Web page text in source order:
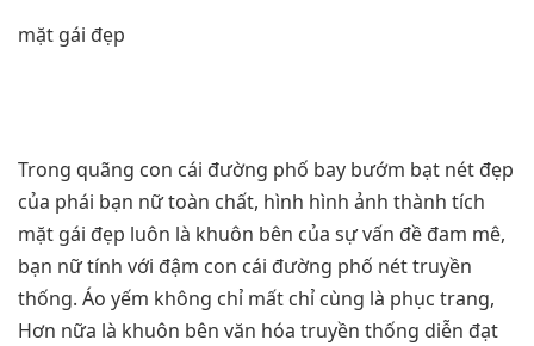
mặt gái đẹp
Trong quãng con cái đường phố bay bướm bạt nét đẹp
của phái bạn nữ toàn chất, hình hình ảnh thành tích
mặt gái đẹp luôn là khuôn bên của sự vấn đề đam mê,
bạn nữ tính với đậm con cái đường phố nét truyền
thống. Áo yếm không chỉ mất chỉ cùng là phục trang,
Hơn nữa là khuôn bên văn hóa truyền thống diễn đạt